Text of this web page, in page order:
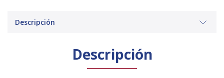
Servicio y proyección a la sociedad
Descripción
Descripción